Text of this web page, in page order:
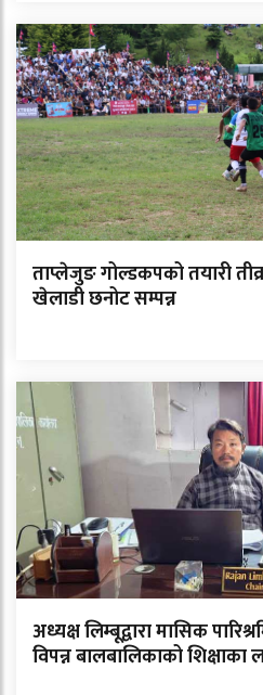
ताप्लेजुङ गोल्डकपको तयारी
खेलाडी छनोट सम्पन्न
अध्यक्ष लिम्बूद्वारा मासिक
विपन्न बालबालिकाको शिक्षाका